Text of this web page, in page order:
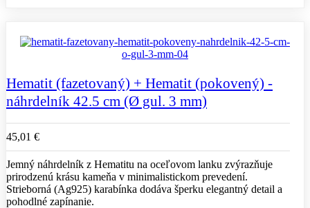
Hematit (fazetovaný) + Hematit (pokovený) -
náhrdelník 42.5 cm (Ø gul. 3 mm)
45,01 €
Jemný náhrdelník z Hematitu na oceľovom lanku zvýrazňuje
prirodzenú krásu kameňa v minimalistickom prevedení.
Strieborná (Ag925) karabínka dodáva šperku elegantný detail a
pohodlné zapínanie.